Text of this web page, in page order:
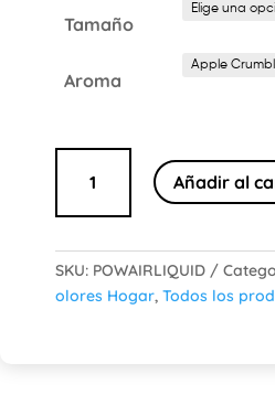
base a
Tamaño
Aroma
Neutralizador
Liquid»
cantidad
Añadir al
SKU: POWAIRLIQUID
olores Hogar, Todos los